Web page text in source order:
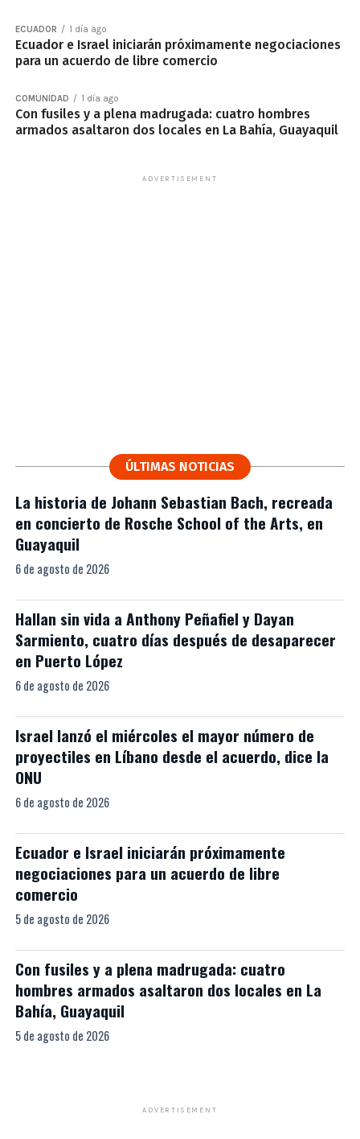
ECUADOR 1 día ago
Ecuador e Israel iniciarán próximamente negociaciones
para un acuerdo de libre comercio
COMUNIDAD 1 día ago
Con fusiles y a plena madrugada: cuatro hombres
armados asaltaron dos locales en La Bahía, Guayaquil
ADVERTISEMENT
ÚLTIMAS NOTICIAS
La historia de Johann Sebastian Bach, recreada
en concierto de Rosche School of the Arts, en
Guayaquil
6 de agosto de 2026
Hallan sin vida a Anthony Peñafiel y Dayan
Sarmiento, cuatro días después de desaparecer
en Puerto López
6 de agosto de 2026
Israel lanzó el miércoles el mayor número de
proyectiles en Líbano desde el acuerdo, dice la
ONU
6 de agosto de 2026
Ecuador e Israel iniciarán próximamente
negociaciones para un acuerdo de libre
comercio
5 de agosto de 2026
Con fusiles y a plena madrugada: cuatro
hombres armados asaltaron dos locales en La
Bahía, Guayaquil
5 de agosto de 2026
ADVERTISEMENT